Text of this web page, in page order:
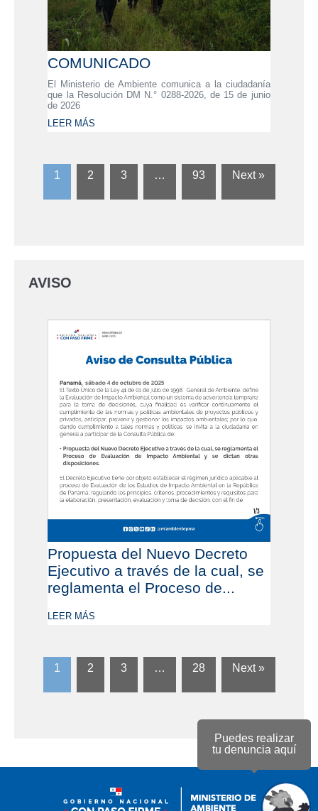
Puedes realizar
tu denuncia aquí
COMUNICADO
El Ministerio de Ambiente comunica a la ciudadanía
que la Resolución DM N.° 0288-2026, de 15 de junio
de 2026
LEER MÁS
1 2 3 … 93 Next »
AVISO
Propuesta del Nuevo Decreto
Ejecutivo a través de la cual, se
reglamenta el Proceso de...
LEER MÁS
1 2 3 … 28 Next »